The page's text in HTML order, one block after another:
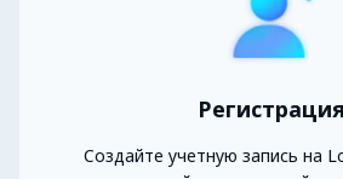
Регистрация
Создайте учетную запись на